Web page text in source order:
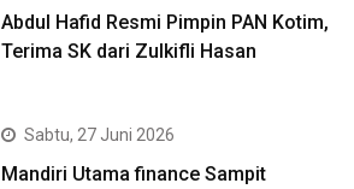
Abdul Hafid Resmi Pimpin PAN Kotim,
Terima SK dari Zulkifli Hasan
Sabtu, 27 Juni 2026
Mandiri Utama finance Sampit